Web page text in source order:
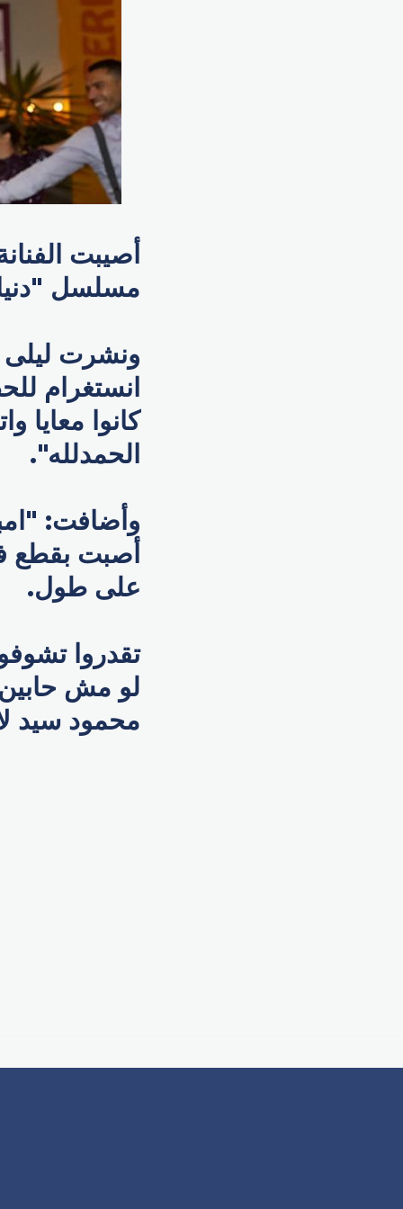
أصيبت
مسلسل "دنيا
ونشرت ليلى
انستغرام
كانوا معايا
الحمدلله".
وأضافت:
على طول.
تقدروا
لو مش
محمود سيد